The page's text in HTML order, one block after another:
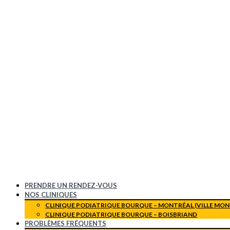
PRENDRE UN RENDEZ-VOUS
NOS CLINIQUES
CLINIQUE PODIATRIQUE BOURQUE – MONTRÉAL (VILLE
CLINIQUE PODIATRIQUE BOURQUE – BOISBRIAND
PROBLÈMES FRÉQUENTS